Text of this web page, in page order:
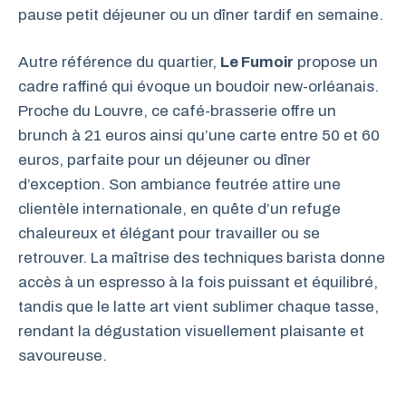
pause petit déjeuner ou un dîner tardif en semaine.
Autre référence du quartier, Le Fumoir propose un
cadre raffiné qui évoque un boudoir new-orléanais.
Proche du Louvre, ce café-brasserie offre un
brunch à 21 euros ainsi qu’une carte entre 50 et 60
euros, parfaite pour un déjeuner ou dîner
d’exception. Son ambiance feutrée attire une
clientèle internationale, en quête d’un refuge
chaleureux et élégant pour travailler ou se
retrouver. La maîtrise des techniques barista donne
accès à un espresso à la fois puissant et équilibré,
tandis que le latte art vient sublimer chaque tasse,
rendant la dégustation visuellement plaisante et
savoureuse.